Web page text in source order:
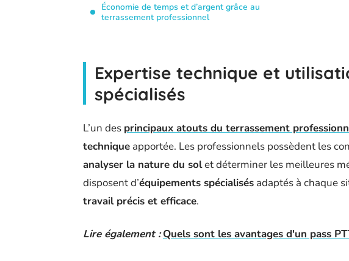
Économie de temps et d’argent grâce au
terrassement professionnel
Expertise technique et
spécialisés
L’un des principaux atouts du terrassement
technique apportée. Les professionnels possèdent les
analyser la nature du solet déterminer les meilleures
disposent d’équipements spécialisés adaptés à chaque
travail précis et efficace.
Lire également : Quels sont les avantages d'un pass